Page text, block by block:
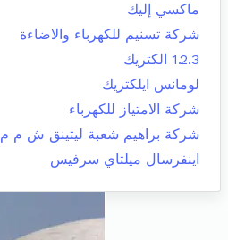
ماكسي إليك
شركة تسنيم للكهرباء والاضاءة
1.2.3 الكتريك
لومانس ايلكتريك
شركة الامتياز للكهرباء
شركة براهيم شعبة ليتينق ش م م
اينفرسال ميلتاي سرفيس